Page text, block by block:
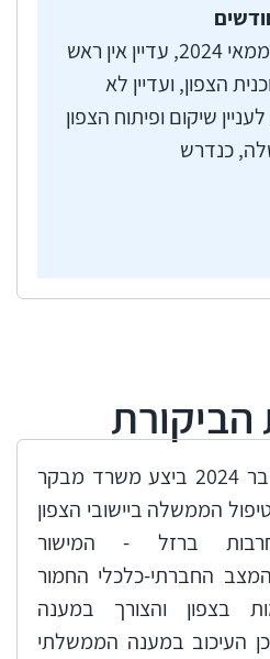
מהחלטת הממשלה ממאי 2024, עדיין אין ראש
הצפון, ועדיין לא
שיקום ופיתוח הצפון
כנדרש
הביקורת
​בחודשים מאי עד נובמבר 2024 ביצע משרד מבקר
הממשלה ביישובי הצפון
ברזל - המישור
החברתי-כלכלי החמור
בצפון והצורך במענה
העיכוב במענה הממשלתי